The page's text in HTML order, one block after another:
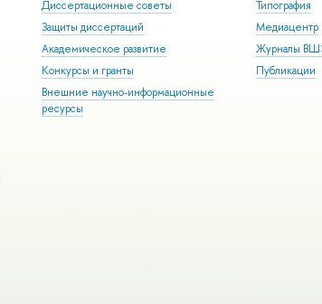
Диссертационные советы
Защиты диссертаций
Академическое развитие
Конкурсы и гранты
Внешние научно-информационные
ресурсы
Типография
Медиацентр
Журналы
Публикации